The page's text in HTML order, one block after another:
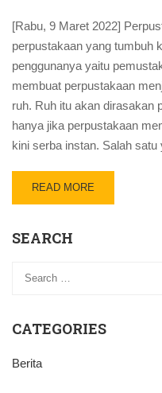
[Rabu, 9 Maret 2022]
perpustakaan yang tumbuh
penggunanya yaitu
membuat perpustakaan
ruh. Ruh itu akan dirasakan
hanya jika perpustakaan
kini serba instan. Salah
READ MORE
SEARCH
CATEGORIES
Berita